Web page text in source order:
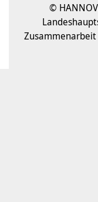
©